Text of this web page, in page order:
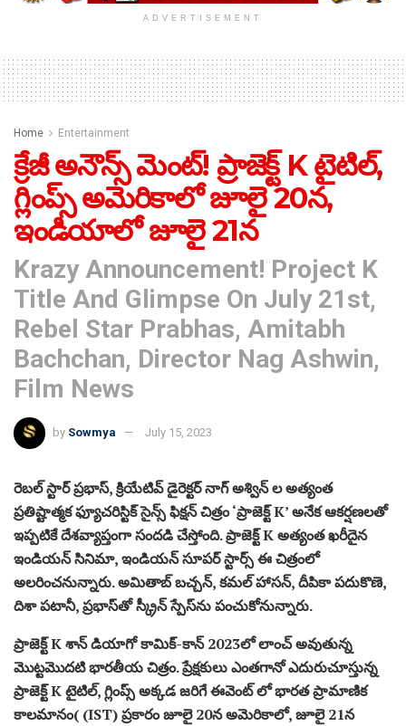
ADVERTISEMENT
Home Entertainment
క్రేజీ అనౌన్స్ మెంట్! ప్రాజెక్ట్ K టైటిల్,
గ్లింప్స్ అమెరికాలో జూలై 20న,
ఇండియాలో జూలై 21న
Krazy Announcement! Project K
Title And Glimpse On July 21st,
Rebel Star Prabhas, Amitabh
Bachchan, Director Nag Ashwin,
Film News
by Sowmya July 15, 2023
రెబల్ స్టార్ ప్రభాస్, క్రియేటివ్ డైరెక్టర్ నాగ్ అశ్విన్ ల అత్యంత
ప్రతిష్టాత్మక ఫ్యూచరిస్టిక్ సైన్స్ ఫిక్షన్ చిత్రం ‘ప్రాజెక్ట్ K’ అనేక ఆకర్షణలతో
ఇప్పటికే దేశవ్యాప్తంగా సందడి చేస్తోంది. ప్రాజెక్ట్ K అత్యంత ఖరీదైన
ఇండియన్ సినిమా, ఇండియన్ సూపర్ స్టార్స్ ఈ చిత్రంలో
అలరించనున్నారు. అమితాబ్ బచ్చన్, కమల్ హాసన్, దీపికా పదుకొణె,
దిశా పటానీ, ప్రభాస్‌తో స్క్రీన్ స్పేస్‌ను పంచుకోనున్నారు.
ప్రాజెక్ట్ K శాన్ డియాగో కామిక్-కాన్ 2023లో లాంచ్ అవుతున్న
మొట్టమొదటి భారతీయ చిత్రం. ప్రేక్షకులు ఎంతగానో ఎదురుచూస్తున్న
ప్రాజెక్ట్ K టైటిల్, గ్లింప్స్ అక్కడ జరిగే ఈవెంట్ లో భారత ప్రామాణిక
కాలమానం( (IST) ప్రకారం జూలై 20న అమెరికాలో, జూలై 21న